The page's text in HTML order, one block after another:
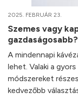
2025. FEBRUÁR 23.
Szemes vagy
gazdaságosabb?
A mindennapi
lehet. Valaki a
módszereket
kedvezőbb